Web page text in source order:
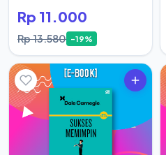
Rp 11.000
Rp 13.580 -19%